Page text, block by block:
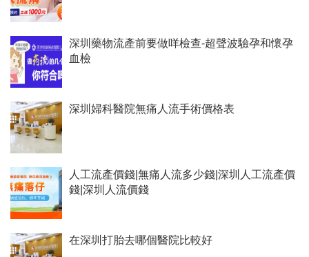
深圳藥物流產前要做咩檢查-超聲波驗孕和懷孕
血檢
深圳婦科醫院無痛人流手術價格表
人工流產價錢|無痛人流多少錢|深圳人工流產價
錢|深圳人流價錢
在深圳打胎去哪個醫院比較好